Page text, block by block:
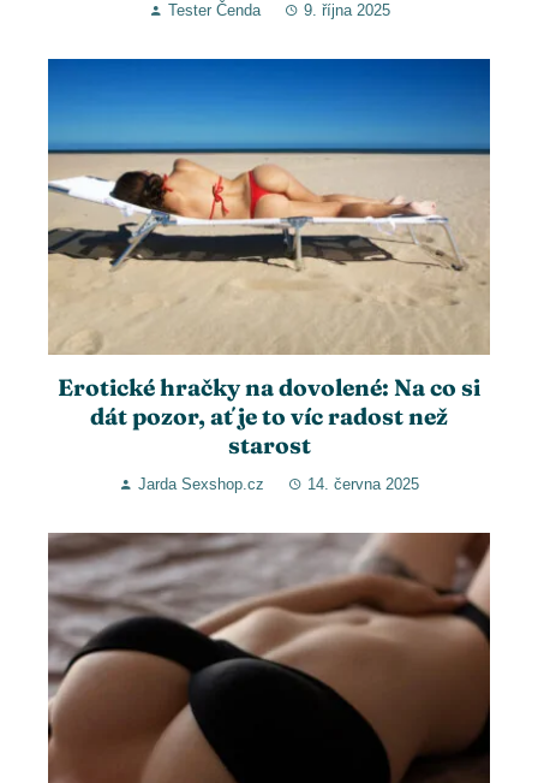
Tester Čenda 9. října 2025
Erotické hračky na dovolené: Na co si
dát pozor, ať je to víc radost než
starost
Jarda Sexshop.cz 14. června 2025